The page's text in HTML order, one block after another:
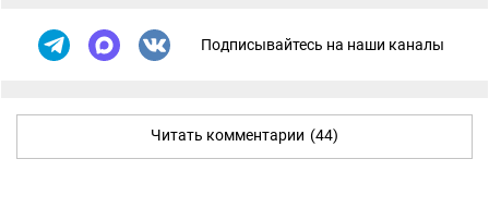
Подписывайтесь на наши каналы
Читать комментарии (44)